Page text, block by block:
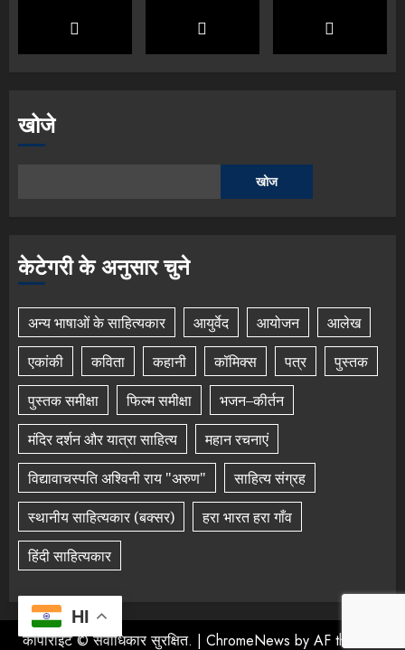
खोजे
खोज
केटेगरी के अनुसार चुने
अन्य भाषाओं के साहित्यकार आयुर्वेद आयोजन
आलेख
एकांकी
कविता कहानी कॉमिक्स पत्र
पुस्तक
पुस्तक समीक्षा
फिल्म समीक्षा
भजन–कीर्तन
मंदिर दर्शन और यात्रा साहित्य
महान रचनाएं
विद्यावाचस्पति अश्विनी राय "अरुण"
साहित्य संग्रह
स्थानीय साहित्यकार (बक्सर)
हरा भारत हरा गाँव
हिंदी साहित्यकार
कॉपीराइट © सर्वाधिकार सुरक्षित. | ChromeNews by AF themes.
HI